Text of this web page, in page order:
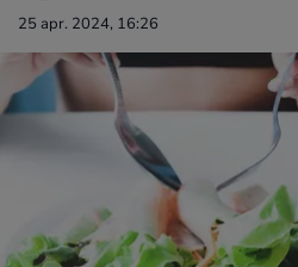
25 apr. 2024, 16:26